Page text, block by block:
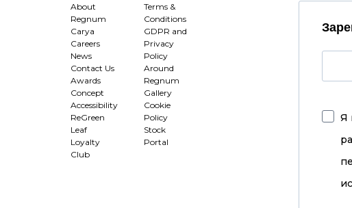
About
Regnum
Carya
Careers
News
Contact Us
Awards
Concept
Accessibility
ReGreen
Leaf
Loyalty
Club
Terms &
Conditions
GDPR and
Privacy
Policy
Around
Regnum
Gallery
Cookie
Policy
Stock
Portal
Я